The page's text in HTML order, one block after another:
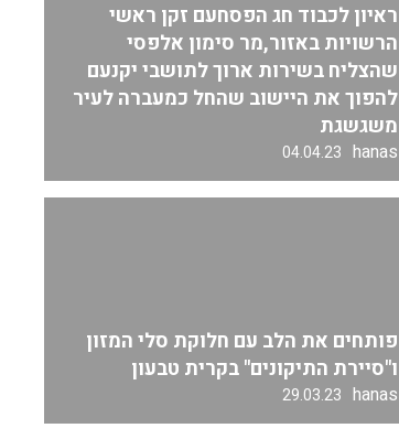
ראיון לכבוד חג הפסחעם זקן ראשי
הרשויות באזור,מר סימון אלפסי
שהצליח בשירות ארוך לתושבי יקנעם
להפוך את היישוב שהחל כמעברה לעיר
משגשגת
hanas
04.04.23
פותחים את הלב עם חלוקת סלי המזון
ו"סיירת התיקונים" בקרית טבעון
hanas
29.03.23